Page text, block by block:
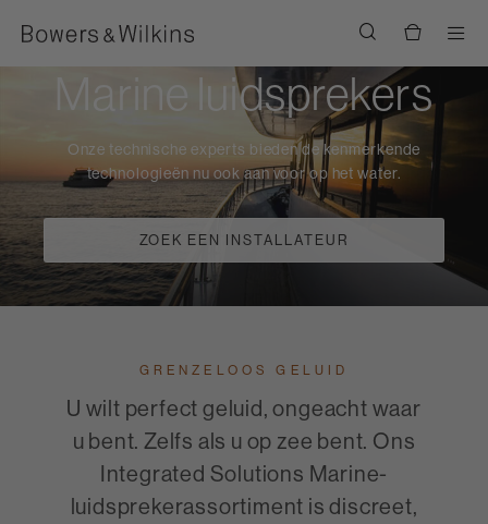
Marine luidsprekers
Onze technische experts bieden de kenmerkende
technologieën nu ook aan voor op het water.
ZOEK EEN INSTALLATEUR
GRENZELOOS GELUID
U wilt perfect geluid, ongeacht waar
u bent. Zelfs als u op zee bent. Ons
Integrated Solutions Marine-
luidsprekerassortiment is discreet,